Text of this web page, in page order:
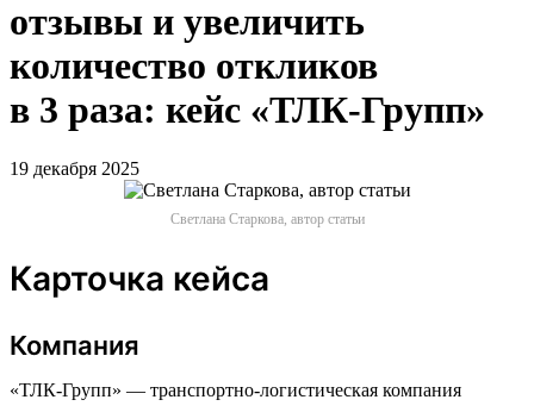
отзывы и увеличить
количество откликов
в 3 раза: кейс «ТЛК-Групп»
19 декабря 2025
Светлана Старкова, автор статьи
Карточка кейса
Компания
«ТЛК-Групп» — транспортно-логистическая компания